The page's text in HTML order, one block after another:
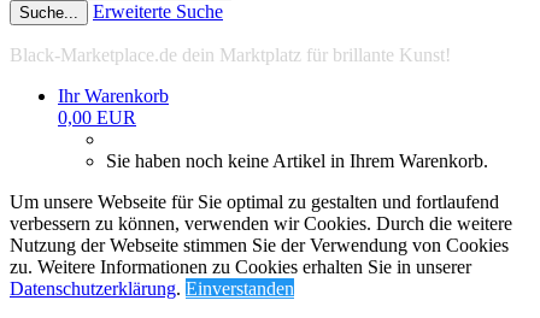
Suche... Erweiterte Suche
Black-Marketplace.de dein Marktplatz für brillante Kunst!
Ihr Warenkorb
0,00 EUR
Sie haben noch keine Artikel in Ihrem Warenkorb.
Um unsere Webseite für Sie optimal zu gestalten und fortlaufend
verbessern zu können, verwenden wir Cookies. Durch die weitere
Nutzung der Webseite stimmen Sie der Verwendung von Cookies
zu. Weitere Informationen zu Cookies erhalten Sie in unserer
Datenschutzerklärung. Einverstanden